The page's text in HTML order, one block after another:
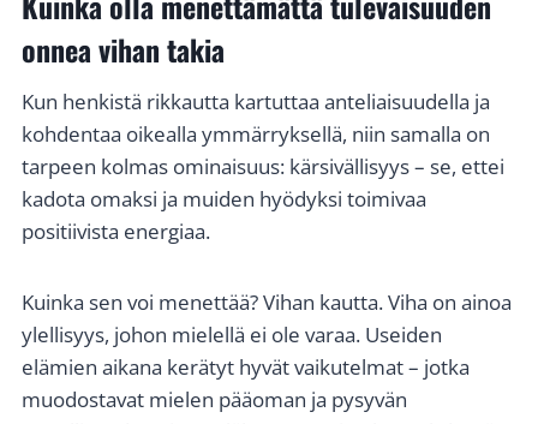
onnea vihan takia
Kun henkistä rikkautta kartuttaa anteliaisuudella ja
kohdentaa oikealla ymmärryksellä, niin samalla on
tarpeen kolmas ominaisuus: kärsivällisyys – se, ettei
kadota omaksi ja muiden hyödyksi toimivaa
positiivista energiaa.
Kuinka sen voi menettää? Vihan kautta. Viha on ainoa
ylellisyys, johon mielellä ei ole varaa. Useiden
elämien aikana kerätyt hyvät vaikutelmat – jotka
muodostavat mielen pääoman ja pysyvän